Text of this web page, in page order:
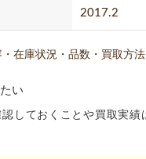
2017.2
在庫状況・品数・買取方
い
しておくことや買取実績